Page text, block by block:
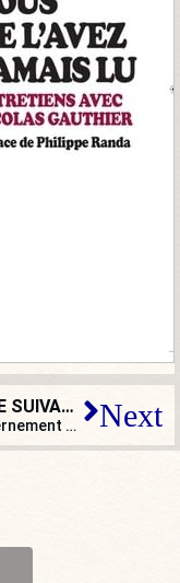
ARTICLE SUIVANT
Un gouvernement sans autorité, des ministres déboussolés et une CGT gonflée par son pouvoir de nuisance Next